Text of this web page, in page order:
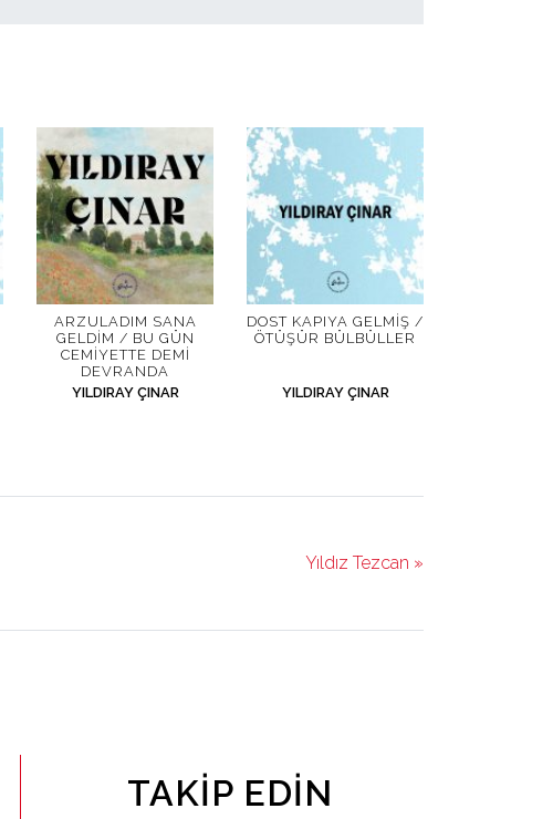
ARZULADIM SANA
GELDIM / BU GÜN
CEMIYETTE DEMI
DEVRANDA
YILDIRAY ÇINAR
DOST KAPIYA GELMIŞ /
ÖTÜŞÜR BÜLBÜLLER
YILDIRAY ÇINAR
Yıldız Tezcan »
TAKIP EDIN